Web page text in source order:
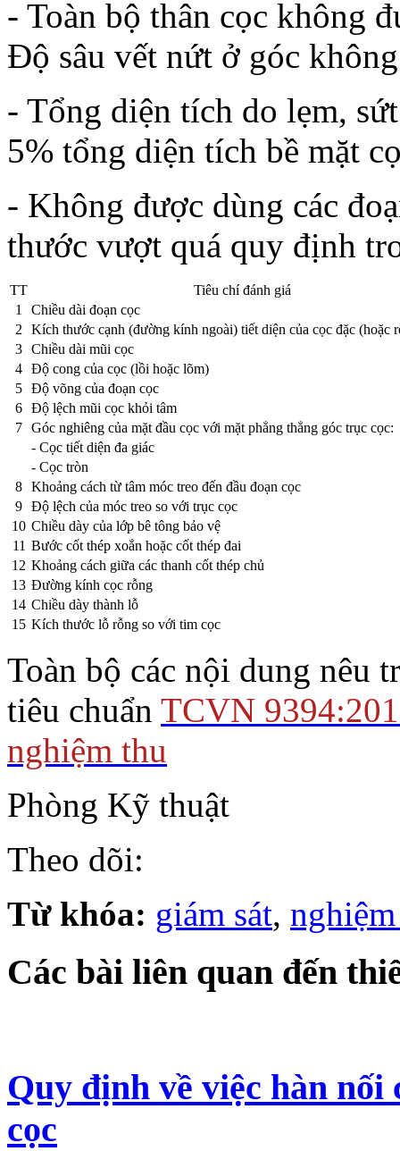
- Toàn bộ thân cọc không
Độ sâu vết nứt ở góc
- Tổng diện tích do lẹm,
5% tổng diện tích bề mặt
- Không được dùng các
thước vượt quá quy định
TT
Tiêu chí đánh giá
1
Chiều dài đoạn cọc
2
Kích thước cạnh (đường kính ngoài) tiết diện của cọc đặc (hoặc
3 Chiều dài mũi cọc
4 Độ cong của cọc (lồi hoặc lõm)
5 Độ võng của đoạn cọc
6 Độ lệch mũi cọc khỏi tâm
7 Góc nghiêng của mặt đầu cọc với mặt phẳng thẳng góc trục cọc:
- Cọc tiết diện đa giác
- Cọc tròn
8 Khoảng cách từ tâm móc treo đến đầu đoạn cọc
9 Độ lệch của móc treo so với trục cọc
10 Chiều dày của lớp bê tông bảo vệ
11 Bước cốt thép xoắn hoặc cốt thép đai
12 Khoảng cách giữa các thanh cốt thép chủ
13 Đường kính cọc rỗng
14 Chiều dày thành lỗ
15 Kích thước lỗ rỗng so với tim cọc
Toàn bộ các nội dung nêu
tiêu chuẩn TCVN
nghiệm thu
Phòng Kỹ thuật
Theo dõi:
Từ khóa: giám sát,
Các bài liên quan đến
Quy định về việc hàn
cọc